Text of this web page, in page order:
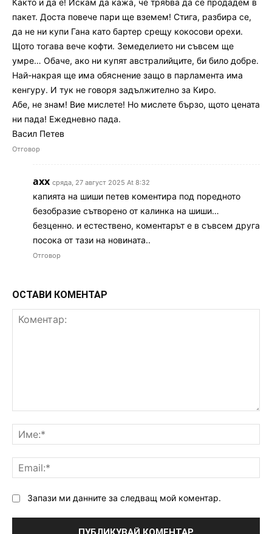
Както и да е! Искам да кажа, че трябва да се продадем в
пакет. Доста повече пари ще вземем! Стига, разбира се,
да не ни купи Гана като бартер срещу кокосови орехи.
Щото тогава вече кофти. Земеделието ни съвсем ще
умре… Обаче, ако ни купят австралийците, би било добре.
Най-накрая ще има обяснение защо в парламента има
кенгуру. И тук не говоря задължително за Киро.
Абе, не знам! Вие мислете! Но мислете бързо, щото цената
ни пада! Ежедневно пада.
Васил Петев
Отговор
ахх сряда, 27 август 2025 At 8:32
капията на шиши петев коментира под поредното
безобразие сътворено от калинка на шиши…
безценно. и естествено, коментарът е в съвсем друга
посока от тази на новината..
Отговор
ОСТАВИ КОМЕНТАР
Запази ми данните за следващ мой коментар.